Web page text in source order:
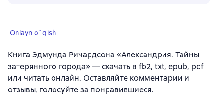
Onlayn o`qish
Книга Эдмунда Ричардсона «Александрия. Тайны
затерянного города» — скачать в fb2, txt, epub, pdf
или читать онлайн. Оставляйте комментарии и
отзывы, голосуйте за понравившиеся.